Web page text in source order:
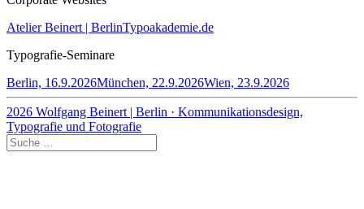
Atelier Beinert | BerlinTypoakademie.de
Typografie-Seminare
Berlin, 16.9.2026München, 22.9.2026Wien, 23.9.2026
2026 Wolfgang Beinert | Berlin · Kommunikationsdesign,
Typografie und Fotografie